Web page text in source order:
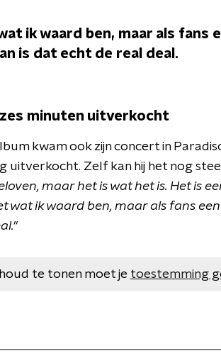
ik waard ben, maar als
is dat echt de real deal.
minuten uitverkocht
kwam ook zijn concert in
uitverkocht. Zelf kan hij het nog
maar het is wat het is. Het is
wat ik waard ben, maar als fans
te tonen moet je toestemming